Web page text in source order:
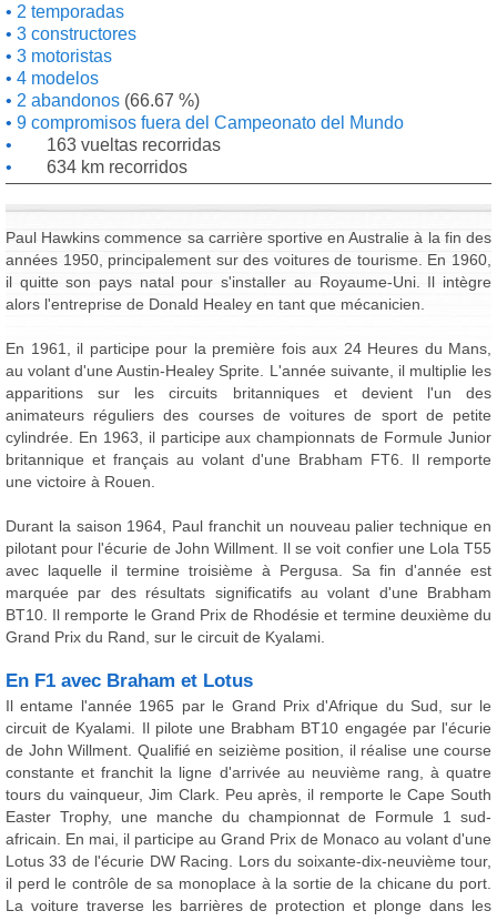
2 temporadas
3 constructores
3 motoristas
4 modelos
2 abandonos (66.67 %)
9 compromisos fuera del Campeonato del Mundo
163 vueltas recorridas
634 km recorridos
Paul Hawkins commence sa carrière sportive en Australie à la fin des
années 1950, principalement sur des voitures de tourisme. En 1960,
il quitte son pays natal pour s'installer au Royaume-Uni. Il intègre
alors l'entreprise de Donald Healey en tant que mécanicien.
En 1961, il participe pour la première fois aux 24 Heures du Mans,
au volant d'une Austin-Healey Sprite. L'année suivante, il multiplie les
apparitions sur les circuits britanniques et devient l'un des
animateurs réguliers des courses de voitures de sport de petite
cylindrée. En 1963, il participe aux championnats de Formule Junior
britannique et français au volant d'une Brabham FT6. Il remporte
une victoire à Rouen.
Durant la saison 1964, Paul franchit un nouveau palier technique en
pilotant pour l'écurie de John Willment. Il se voit confier une Lola T55
avec laquelle il termine troisième à Pergusa. Sa fin d'année est
marquée par des résultats significatifs au volant d'une Brabham
BT10. Il remporte le Grand Prix de Rhodésie et termine deuxième du
Grand Prix du Rand, sur le circuit de Kyalami.
En F1 avec Braham et Lotus
Il entame l'année 1965 par le Grand Prix d'Afrique du Sud, sur le
circuit de Kyalami. Il pilote une Brabham BT10 engagée par l'écurie
de John Willment. Qualifié en seizième position, il réalise une course
constante et franchit la ligne d'arrivée au neuvième rang, à quatre
tours du vainqueur, Jim Clark. Peu après, il remporte le Cape South
Easter Trophy, une manche du championnat de Formule 1 sud-
africain. En mai, il participe au Grand Prix de Monaco au volant d'une
Lotus 33 de l'écurie DW Racing. Lors du soixante-dix-neuvième tour,
il perd le contrôle de sa monoplace à la sortie de la chicane du port.
La voiture traverse les barrières de protection et plonge dans les